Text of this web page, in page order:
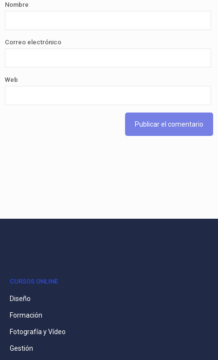
Nombre
Correo electrónico
Web
CURSOS ONLINE
Diseño
Formación
Fotografía y Vídeo
Gestión